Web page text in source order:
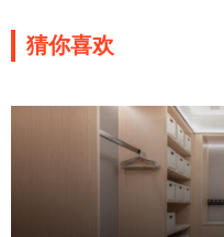
猜你喜欢